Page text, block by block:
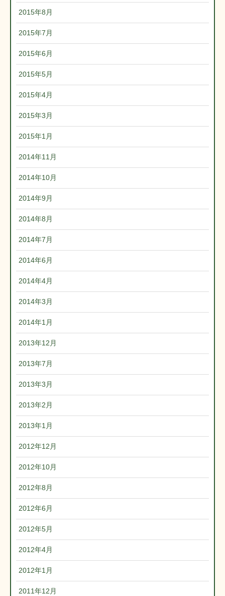
2015年8月
2015年7月
2015年6月
2015年5月
2015年4月
2015年3月
2015年1月
2014年11月
2014年10月
2014年9月
2014年8月
2014年7月
2014年6月
2014年4月
2014年3月
2014年1月
2013年12月
2013年7月
2013年3月
2013年2月
2013年1月
2012年12月
2012年10月
2012年8月
2012年6月
2012年5月
2012年4月
2012年1月
2011年12月